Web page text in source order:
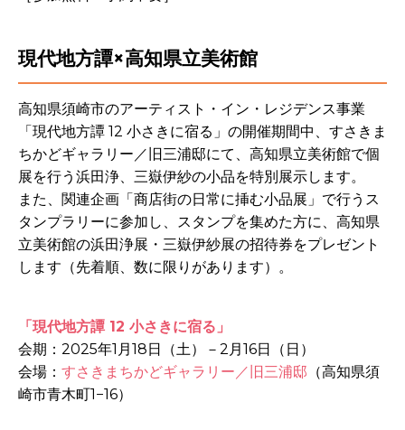
現代地方譚×高知県立美術館
高知県須崎市のアーティスト・イン・レジデンス事業
「現代地方譚 12 小さきに宿る」の開催期間中、すさきま
ちかどギャラリー／旧三浦邸にて、高知県立美術館で個
展を行う浜田浄、三嶽伊紗の小品を特別展示します。
また、関連企画「商店街の日常に挿む小品展」で行うス
タンプラリーに参加し、スタンプを集めた方に、高知県
立美術館の浜田浄展・三嶽伊紗展の招待券をプレゼント
します（先着順、数に限りがあります）。
「現代地方譚 12 小さきに宿る」
会期：2025年1月18日（土）－2月16日（日）
会場： すさきまちかどギャラリー／旧三浦邸 （高知県須
崎市青木町1−16）